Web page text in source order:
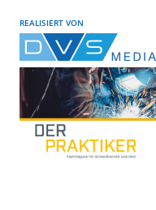
REALISIERT VON